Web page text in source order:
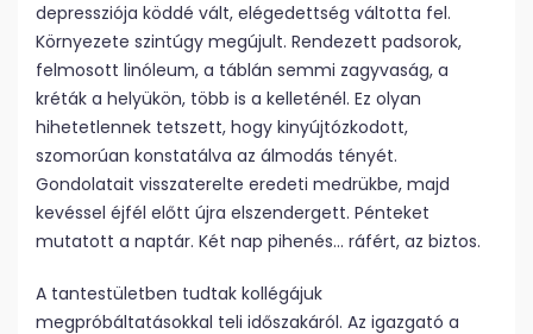
depressziója köddé vált, elégedettség váltotta fel.
Környezete szintúgy megújult. Rendezett padsorok,
felmosott linóleum, a táblán semmi zagyvaság, a
kréták a helyükön, több is a kelleténél. Ez olyan
hihetetlennek tetszett, hogy kinyújtózkodott,
szomorúan konstatálva az álmodás tényét.
Gondolatait visszaterelte eredeti medrükbe, majd
kevéssel éjfél előtt újra elszendergett. Pénteket
mutatott a naptár. Két nap pihenés… ráfért, az biztos.
A tantestületben tudtak kollégájuk
megpróbáltatásokkal teli időszakáról. Az igazgató a